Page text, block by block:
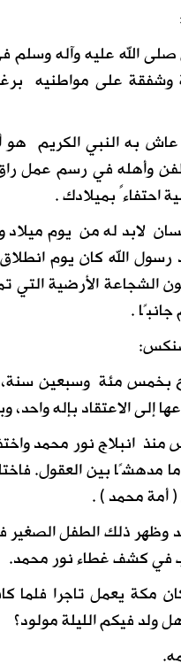
الله عليه وآله
على مواطنيه
عاش به النبي الكريم
وأهله في رسم عمل
احتفاءً بميلادك .
لابد له من يوم ميلاد
رسول الله كان يوم
الشجاعة الأرضية
جانبًا .
مئة وسبعين سنة،
إلى الاعتقاد بإله واحد،
منذ انبلاج نور محمد
مدهشًا بين العقول.
( أمة محمد ) .
وظهر ذلك الطفل الصغير
في كشف غطاء نور محمد.
مكة يعمل تاجرا فلما
فيكم الليلة مولود؟